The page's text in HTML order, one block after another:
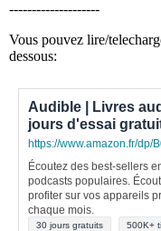
--------------------
Vous pouvez lire/
dessous:
Audible | Livres
jours d'essai
https://www.amazon.fr/dp/
Écoutez des best-sellers
podcasts populaires.
profiter sur vos appareils
chaque mois.
30 jours gratuits 500K+